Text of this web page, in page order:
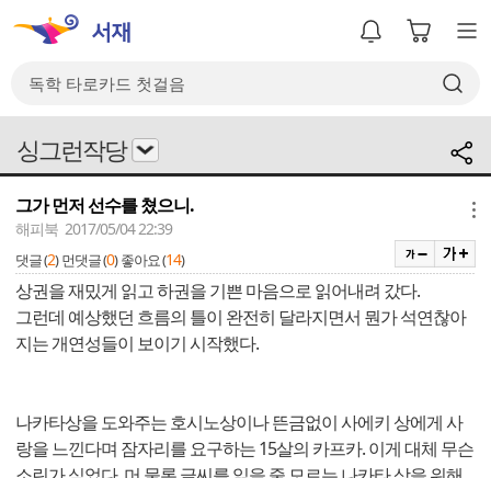
싱그런작당
그가 먼저 선수를 쳤으니.
해피북 2017/05/04 22:39
댓글 (2) 먼댓글 (0) 좋아요 (14)
상권을 재밌게 읽고 하권을 기쁜 마음으로 읽어내려 갔다.
그런데 예상했던 흐름의 틀이 완전히 달라지면서 뭔가 석연찮아
지는 개연성들이 보이기 시작했다.
나카타상을 도와주는 호시노상이나 뜬금없이 사에키 상에게 사
랑을 느낀다며 잠자리를 요구하는 15살의 카프카. 이게 대체 무슨